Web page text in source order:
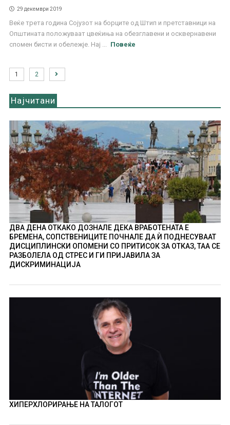
29 декември 2019
Веќе трета година Сојузот на борците од Штип и претставници на
Општината положуваат цвеќиња на обезглавени и осквернавени
спомен бисти и обележје. Нај ...
Повеќе
1 2
Најчитани
ДВА ДЕНА ОТКАКО ДОЗНАЛЕ ДЕКА ВРАБОТЕНАТА Е
БРЕМЕНА, СОПСТВЕНИЦИТЕ ПОЧНАЛЕ ДА Ѝ ПОДНЕСУВААТ
ДИСЦИПЛИНСКИ ОПОМЕНИ СО ПРИТИСОК ЗА ОТКАЗ, ТАА СЕ
РАЗБОЛЕЛА ОД СТРЕС И ГИ ПРИЈАВИЛА ЗА
ДИСКРИМИНАЦИЈА
ХИПЕРХЛОРИРАЊЕ НА ТАЛОГОТ